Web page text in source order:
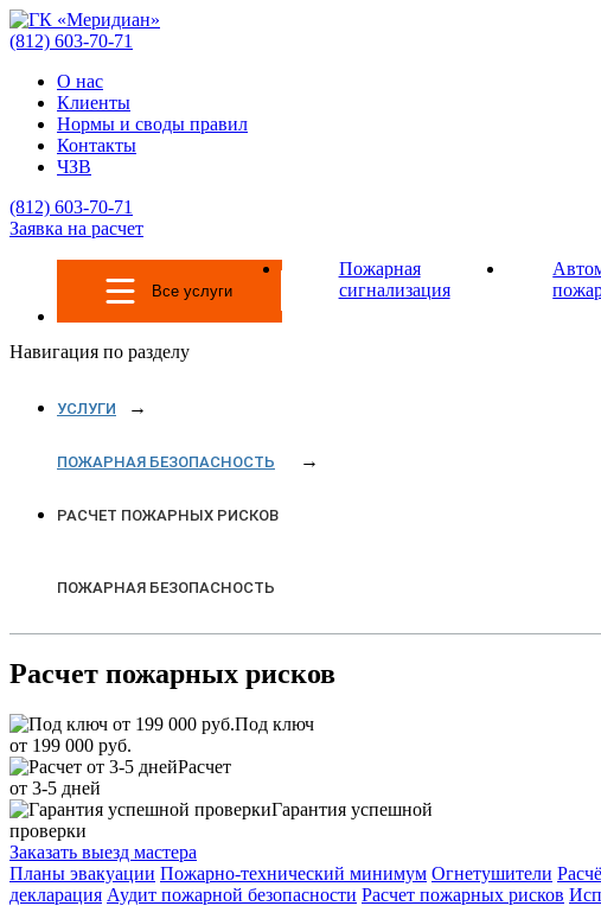
(812) 603-70-71
О нас
Клиенты
Нормы и своды правил
Контакты
ЧЗВ
(812) 603-70-71
Заявка на расчет
Все услуги
Пожарная
сигнализация
Навигация по разделу
УСЛУГИ
ПОЖАРНАЯ БЕЗОПАСНОСТЬ
РАСЧЕТ ПОЖАРНЫХ РИСКОВ
ПОЖАРНАЯ БЕЗОПАСНОСТЬ
Расчет пожарных рисков
Под ключ
от 199 000 руб.
Расчет
от 3-5 дней
Гарантия успешной
проверки
Заказать выезд мастера
Планы эвакуации Пожарно-технический минимум Огнетушители
декларация Аудит пожарной безопасности Расчет пожарных рисков